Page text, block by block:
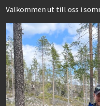
Välkommen ut till oss i